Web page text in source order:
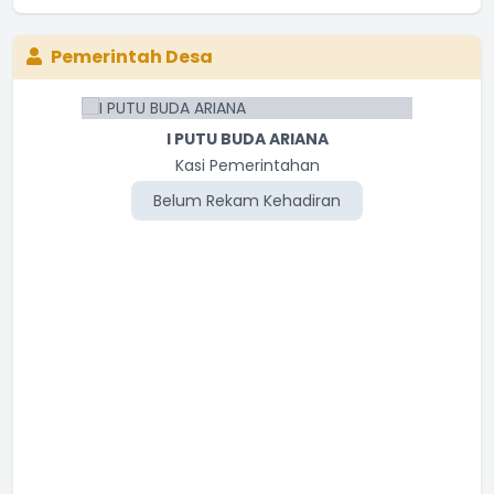
Pemerintah Desa
I PUTU BUDA ARIANA
Kasi Pemerintahan
Belum Rekam Kehadiran
I MADE LINGGA
Kasi Kesejahteraan
Belum Rekam Kehadiran